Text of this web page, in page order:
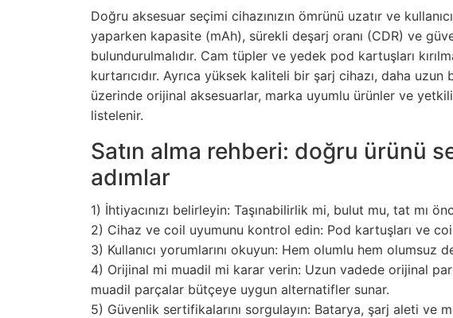
Doğru aksesuar seçimi cihazınızın ömrünü uzatır ve
yaparken kapasite (mAh), sürekli deşarj oranı (CDR) ve
bulundurulmalıdır. Cam tüpler ve yedek pod kartuşları
kurtarıcıdır. Ayrıca yüksek kaliteli bir şarj cihazı, daha
üzerinde orijinal aksesuarlar, marka uyumlu ürünler ve
listelenir.
Satın alma rehberi: doğru ürünü
adımlar
1) İhtiyacınızı belirleyin: Taşınabilirlik mi, bulut mu, tat mı
2) Cihaz ve coil uyumunu kontrol edin: Pod kartuşları ve
3) Kullanıcı yorumlarını okuyun: Hem olumlu hem olumsuz
4) Orijinal mi muadil mi karar verin: Uzun vadede orijinal
muadil parçalar bütçeye uygun alternatifler sunar.
5) Güvenlik sertifikalarını sorgulayın: Batarya, şarj aleti ve